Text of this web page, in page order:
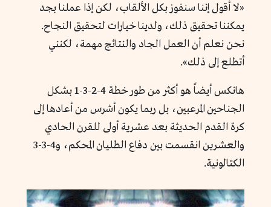
«لا أقول إننا سنفوز بكل الألقاب، لكن إذا عملنا بجد
يمكننا تحقيق ذلك، ولدينا خيارات لتحقيق النجاح.
نحن نعلم أن العمل الجاد والنتائج مهمة، لكنني
أتطلع إلى ذلك».
هانكس أيضاً هو أكثر من طور خطة 4-2-3-1 بشكل
الجناحين المرعبين، بل ربما يكون أشرس من أعادها إلى
كرة القدم الحديثة بعد عشرية أولى للقرن الحادي
والعشرين انقسمت بين دفاع الطليان المحكم، و4-3-3
الكتالونية.